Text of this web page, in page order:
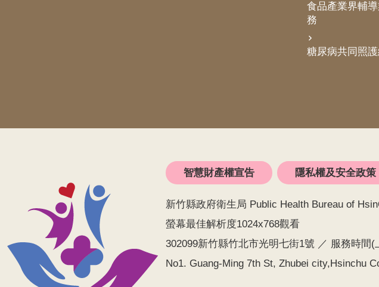
食品產業界輔
務
糖尿病共同照護
智慧財產權宣告 隱私權及安全政策
新竹縣政府衛生局 Public Health Bureau of
螢幕最佳解析度1024x768觀看
302099新竹縣竹北市光明七街1號 ／ 服務時間
No1. Guang-Ming 7th St, Zhubei city,Hsinchu